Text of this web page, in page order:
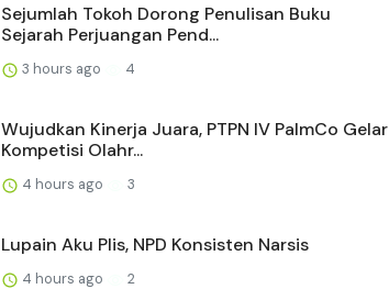
Sejumlah Tokoh Dorong Penulisan Buku
Sejarah Perjuangan Pend...
3 hours ago 4
Wujudkan Kinerja Juara, PTPN IV PalmCo Gelar
Kompetisi Olahr...
4 hours ago 3
Lupain Aku Plis, NPD Konsisten Narsis
4 hours ago 2